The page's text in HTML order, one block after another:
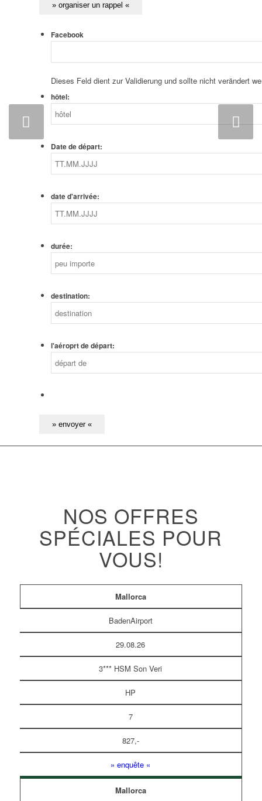
Weiter
Facebook
Dieses Feld dient zur Validierung und sollte nicht verändert
hôtel:
Date de départ:
date d'arrivée:
durée:
destination:
l'aéroprt de départ:
NOS OFFRES
SPÉCIALES POUR
VOUS!
Mallorca
BadenAirport
29.08.26
3*** HSM Son Veri
HP
7
827,-
» enquête «
Mallorca